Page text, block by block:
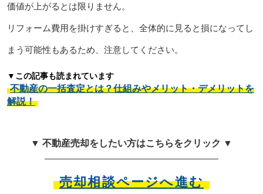
価値が上がるとは限りません。
リフォーム費用を掛けすぎると、全体的に見ると損になってし
まう可能性もあるため、注意してください。
▼この記事も読まれています
不動産の一括査定とは？仕組みやメリット・デメリットを
解説！
▼ 不動産売却をしたい方はこちらをクリック ▼
売却相談ページへ進む